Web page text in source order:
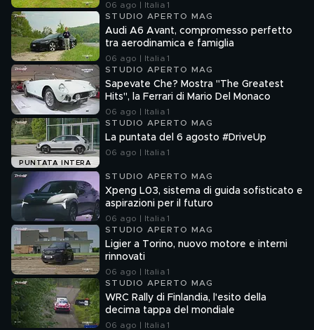
06 ago | Italia 1
STUDIO APERTO MAG
Audi A6 Avant, compromesso perfetto
tra aerodinamica e famiglia
06 ago | Italia 1
STUDIO APERTO MAG
Sapevate Che? Mostra "The Greatest
Hits", la Ferrari di Mario Del Monaco
06 ago | Italia 1
PUNTATA INTERA
STUDIO APERTO MAG
La puntata del 6 agosto #DriveUp
06 ago | Italia 1
STUDIO APERTO MAG
Xpeng L03, sistema di guida sofisticato e
aspirazioni per il futuro
06 ago | Italia 1
STUDIO APERTO MAG
Ligier a Torino, nuovo motore e interni
rinnovati
06 ago | Italia 1
STUDIO APERTO MAG
WRC Rally di Finlandia, l'esito della
decima tappa del mondiale
06 ago | Italia 1